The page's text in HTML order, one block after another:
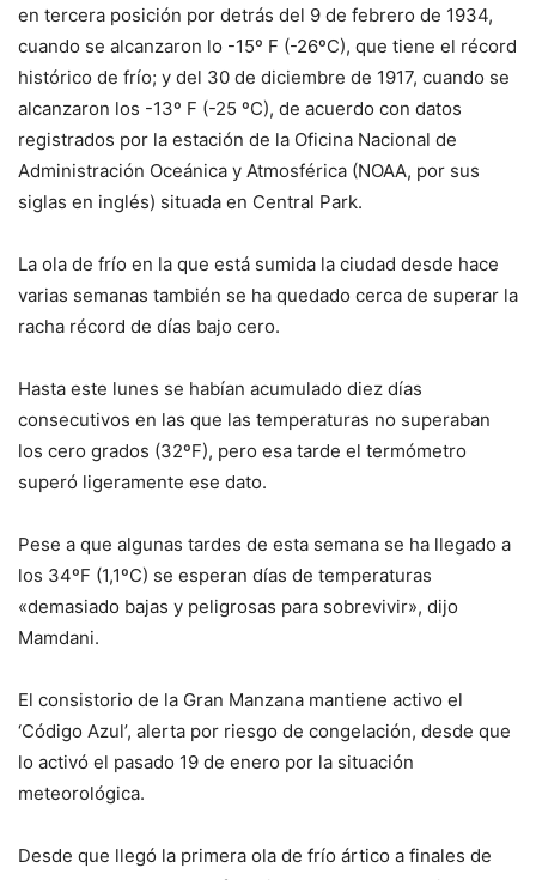
en tercera posición por detrás del 9 de febrero de 1934,
cuando se alcanzaron lo -15º F (-26ºC), que tiene el récord
histórico de frío; y del 30 de diciembre de 1917, cuando se
alcanzaron los -13º F (-25 ºC), de acuerdo con datos
registrados por la estación de la Oficina Nacional de
Administración Oceánica y Atmosférica (NOAA, por sus
siglas en inglés) situada en Central Park.
La ola de frío en la que está sumida la ciudad desde hace
varias semanas también se ha quedado cerca de superar la
racha récord de días bajo cero.
Hasta este lunes se habían acumulado diez días
consecutivos en las que las temperaturas no superaban
los cero grados (32ºF), pero esa tarde el termómetro
superó ligeramente ese dato.
Pese a que algunas tardes de esta semana se ha llegado a
los 34ºF (1,1ºC) se esperan días de temperaturas
«demasiado bajas y peligrosas para sobrevivir», dijo
Mamdani.
El consistorio de la Gran Manzana mantiene activo el
‘Código Azul’, alerta por riesgo de congelación, desde que
lo activó el pasado 19 de enero por la situación
meteorológica.
Desde que llegó la primera ola de frío ártico a finales de